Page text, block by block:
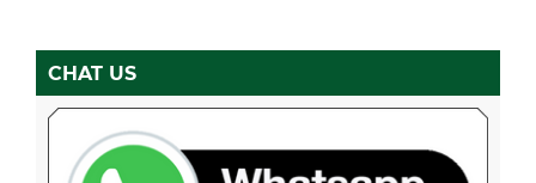
CHAT US